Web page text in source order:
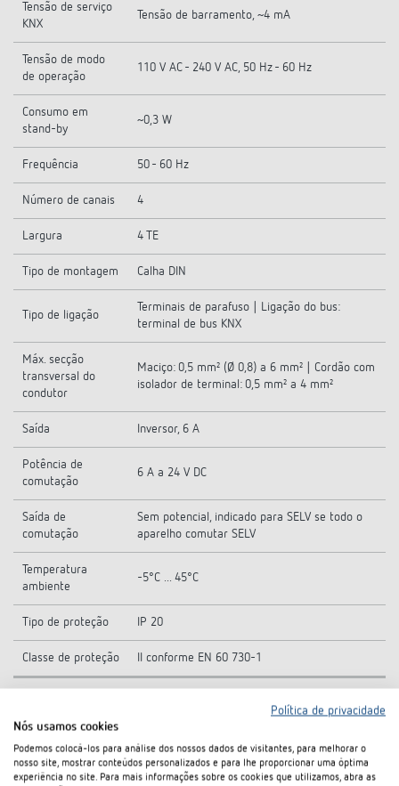
Tensão de serviço
KNX
Tensão de barramento, ~4 mA
Tensão de modo
de operação
110 V AC - 240 V AC, 50 Hz - 60 Hz
Consumo em
stand-by
~0,3 W
Frequência 50 - 60 Hz
Número de canais 4
Largura 4 TE
Tipo de montagem Calha DIN
Tipo de ligação
Terminais de parafuso | Ligação do bus:
terminal de bus KNX
Máx. secção
transversal do
condutor
Maciço: 0,5 mm² (Ø 0,8) a 6 mm² | Cordão com
isolador de terminal: 0,5 mm² a 4 mm²
Saída Inversor, 6 A
Potência de
comutação
6 A a 24 V DC
Saída de
comutação
Sem potencial, indicado para SELV se todo o
aparelho comutar SELV
Temperatura
ambiente
-5°C ... 45°C
Tipo de proteção IP 20
Classe de proteção II conforme EN 60 730-1
Desenhos técnicos
Política de privacidade
Nós usamos cookies
Podemos colocá-los para análise dos nossos dados de visitantes, para melhorar o
nosso site, mostrar conteúdos personalizados e para lhe proporcionar uma óptima
experiência no site. Para mais informações sobre os cookies que utilizamos, abra as